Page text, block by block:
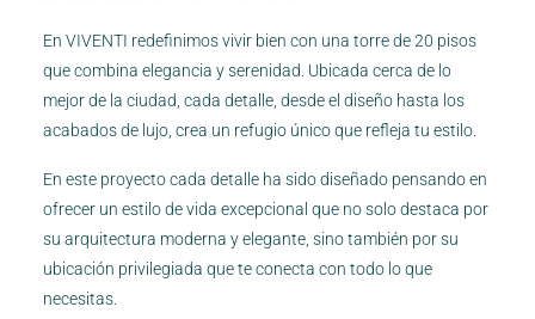
En VIVENTI redefinimos vivir bien con una torre de 20 pisos
que combina elegancia y serenidad. Ubicada cerca de lo
mejor de la ciudad, cada detalle, desde el diseño hasta los
acabados de lujo, crea un refugio único que refleja tu estilo.
En este proyecto cada detalle ha sido diseñado pensando en
ofrecer un estilo de vida excepcional que no solo destaca por
su arquitectura moderna y elegante, sino también por su
ubicación privilegiada que te conecta con todo lo que
necesitas.